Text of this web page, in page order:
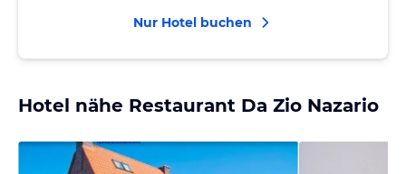
Nur Hotel buchen
Hotel nähe Restaurant Da Zio Nazario